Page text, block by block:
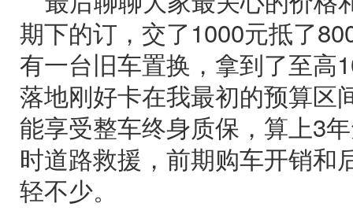
期下的订，交了1000元抵了
有一台旧车置换，拿到了至高
落地刚好卡在我最初的预算区
能享受整车终身质保，算上3
时道路救援，前期购车开销和
轻不少。